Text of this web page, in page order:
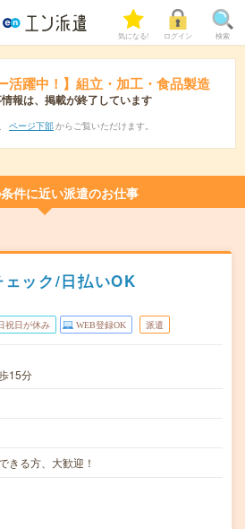
気になる! ログイン 検索
活躍中！】組立・加工・食品製造
報は、掲載が終了しています
ページ下部 からご覧いただけます。
件に近い派遣のお仕事
ック/日払いOK
祝日が休み WEB登録OK 派遣
15分
きる方、大歓迎！